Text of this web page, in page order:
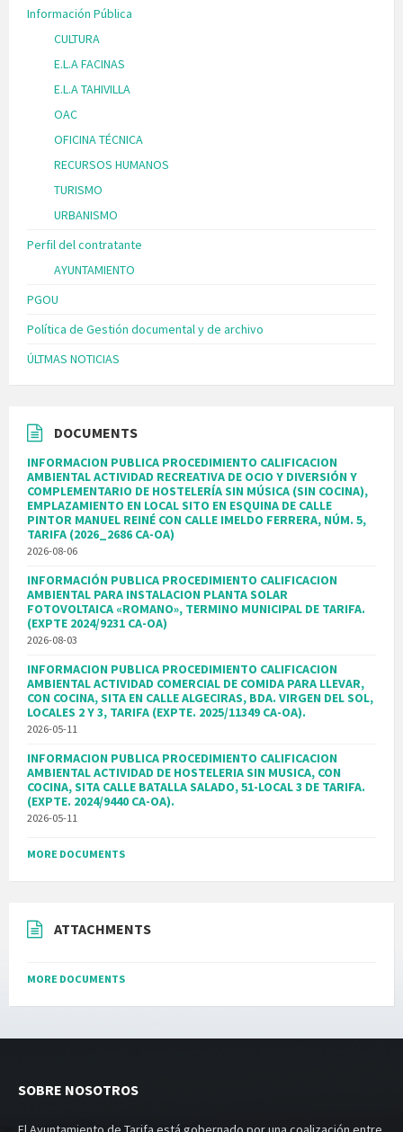
Información Pública
CULTURA
E.L.A FACINAS
E.L.A TAHIVILLA
OAC
OFICINA TÉCNICA
RECURSOS HUMANOS
TURISMO
URBANISMO
Perfil del contratante
AYUNTAMIENTO
PGOU
Política de Gestión documental y de archivo
ÚLTMAS NOTICIAS
DOCUMENTS
INFORMACION PUBLICA PROCEDIMIENTO CALIFICACION
AMBIENTAL ACTIVIDAD RECREATIVA DE OCIO Y DIVERSIÓN Y
COMPLEMENTARIO DE HOSTELERÍA SIN MÚSICA (SIN COCINA),
EMPLAZAMIENTO EN LOCAL SITO EN ESQUINA DE CALLE
PINTOR MANUEL REINÉ CON CALLE IMELDO FERRERA, NÚM. 5,
TARIFA (2026_2686 CA-OA)
2026-08-06
INFORMACIÓN PUBLICA PROCEDIMIENTO CALIFICACION
AMBIENTAL PARA INSTALACION PLANTA SOLAR
FOTOVOLTAICA «ROMANO», TERMINO MUNICIPAL DE TARIFA.
(EXPTE 2024/9231 CA-OA)
2026-08-03
INFORMACION PUBLICA PROCEDIMIENTO CALIFICACION
AMBIENTAL ACTIVIDAD COMERCIAL DE COMIDA PARA LLEVAR,
CON COCINA, SITA EN CALLE ALGECIRAS, BDA. VIRGEN DEL SOL,
LOCALES 2 Y 3, TARIFA (EXPTE. 2025/11349 CA-OA).
2026-05-11
INFORMACION PUBLICA PROCEDIMIENTO CALIFICACION
AMBIENTAL ACTIVIDAD DE HOSTELERIA SIN MUSICA, CON
COCINA, SITA CALLE BATALLA SALADO, 51-LOCAL 3 DE TARIFA.
(EXPTE. 2024/9440 CA-OA).
2026-05-11
MORE DOCUMENTS
ATTACHMENTS
MORE DOCUMENTS
SOBRE NOSOTROS